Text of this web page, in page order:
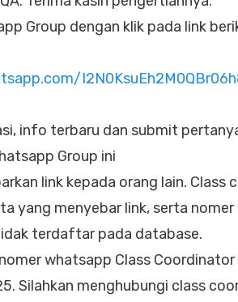
Group dengan klik pada link
info terbaru dan submit
Group ini
link kepada orang lain. Class
yang menyebar link, serta
terdaftar pada database.
whatsapp Class
Silahkan menghubungi class